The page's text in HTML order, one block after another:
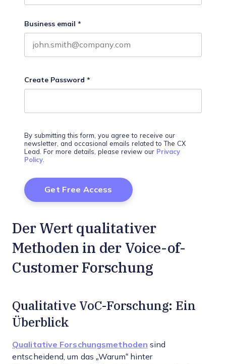
Business email *
Create Password *
By submitting this form, you agree to receive our
newsletter, and occasional emails related to The CX
Lead. For more details, please review our Privacy
Policy.
Der Wert qualitativer
Methoden in der Voice-of-
Customer Forschung
Qualitative VoC-Forschung: Ein
Überblick
Qualitative Forschungsmethoden sind
entscheidend, um das „Warum“ hinter